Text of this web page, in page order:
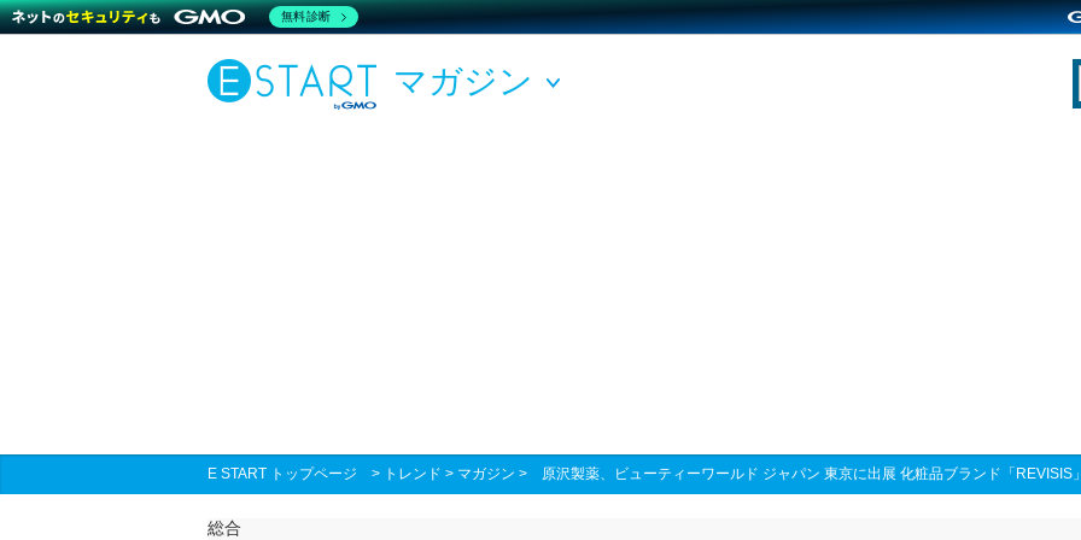
マガジン
E START トップページ > トレンド > マガジン > 原沢製薬、ビューティーワールド ジャパン 東京に出展 化粧品ブランド「REVISIS
総合
無料診断